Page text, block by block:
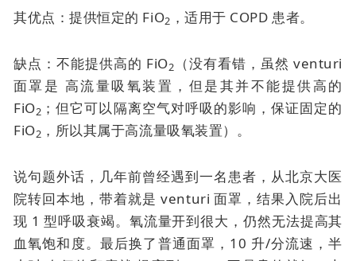
其优点：提供恒定的 FiO2 ，适用于 COPD 患者。
缺点：不能提供高的 FiO2 （没有看错，虽然venturi
面罩是 高流量吸氧装置，但是其并不能提供高的
FiO2 ；但它可以隔离空气对呼吸的影响，保证固定的
FiO2 ，所以其属于高流量吸氧装置）。
说句题外话，几年前曾经遇到一名患者，从北京大医
院转回本地，带着就是venturi 面罩 ，结果入院后出
现 1 型呼吸衰竭。氧流量开到很大，仍然无法提高其
血氧饱和度。最后换了普通面罩，10 升/分流速，半